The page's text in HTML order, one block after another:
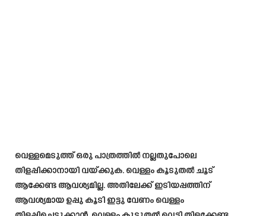
വെള്ളമെടുത്ത് ഒരു പാത്രത്തിൽ നല്ലതുപോലെ
തിളപ്പിക്കാനായി വയ്ക്കുക. വെള്ളം കൂടുതൽ ചൂട്
ആക്കേണ്ട ആവശ്യമില്ല. അതിലേക്ക് ഇടിയപ്പത്തിന്
ആവശ്യമായ ഉപ്പു കൂടി ഇട്ടു വേണം വെള്ളം